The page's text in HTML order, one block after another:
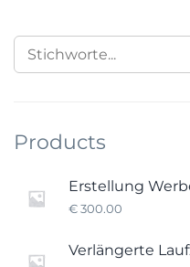
SEARCH
FOR:
Products
Erstellung
€300.00
Verlängerte